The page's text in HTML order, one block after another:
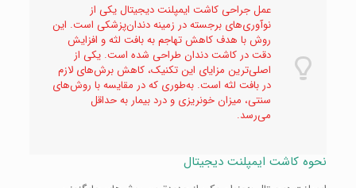
عمل جراحی کاشت ایمپلنت دیجیتال یکی از
نوآوری‌های برجسته در زمینه دندان‌پزشکی است. این
روش با هدف کاهش تهاجم به بافت لثه و افزایش
دقت در کاشت دندان طراحی شده است. یکی از
اصلی‌ترین مزایای این تکنیک، کاهش برش‌های لازم
در بافت لثه است. به‌طوری که در مقایسه با روش‌های
سنتی، میزان خونریزی و درد بیمار به حداقل
می‌رسد.
نحوه کاشت ایمپلنت دیجیتال